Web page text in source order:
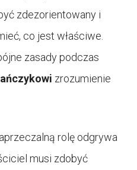
zdezorientowany i
co jest właściwe.
zasady podczas
zrozumienie
rolę odgrywa
musi zdobyć